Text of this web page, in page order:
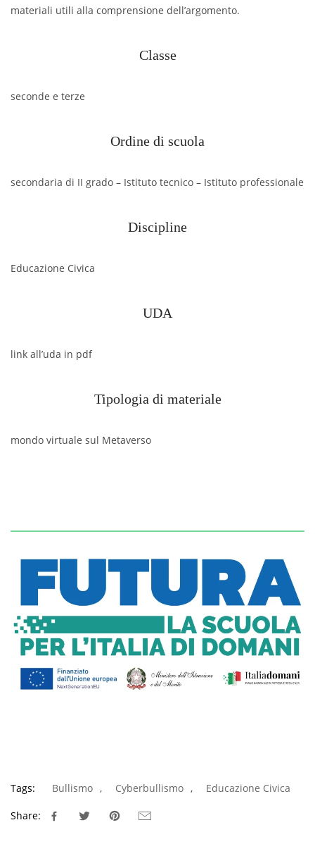
materiali utili alla comprensione dell’argomento.
Classe
seconde e terze
Ordine di scuola
secondaria di II grado – Istituto tecnico – Istituto professionale
Discipline
Educazione Civica
UDA
link all’uda in pdf
Tipologia di materiale
mondo virtuale sul Metaverso
Tags: Bullismo , Cyberbullismo , Educazione Civica
Share: